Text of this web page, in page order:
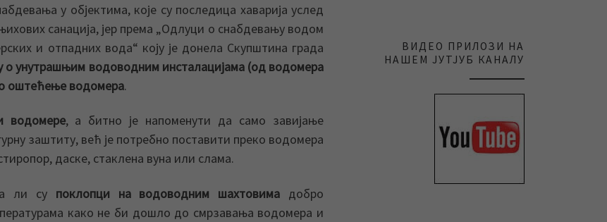
у објектима, које су последица хаварија услед
санација, јер према „Одлуци о снабдевању водом
и отпадних вода“ коју је донела Скупштина града
о унутрашњим водоводним инсталацијама (од водомера
оштећење водомера.
водомере, а битно је напоменути да само завијање
заштиту, већ је потребно поставити преко водомера
даске, стаклена вуна или слама.
ли супоклопци на водоводним шахтовима добро
како не би дошло до смрзавања водомера и
ВИДЕО ПРИЛОЗИ НА
НАШЕМ ЈУТЈУБ КАНАЛУ